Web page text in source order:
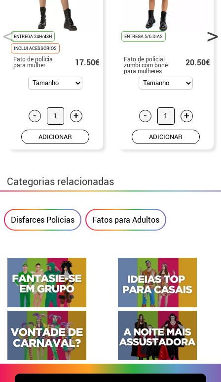
ENTREGA 24H/48H
INCLUI ACESSÓRIOS
Fato de polícia
para mulher 17.50€
- +
ADICIONAR
ENTREGA 5/6 DIAS
Fato de policial
zumbi com boné
para mulheres
20.50€
- +
ADICIONAR
Categorias relacionadas
Disfarces Polícias Fatos para Adultos